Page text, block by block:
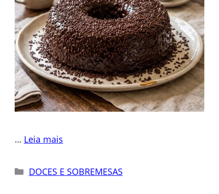
… Leia mais
Categorias
DOCES E SOBREMESAS